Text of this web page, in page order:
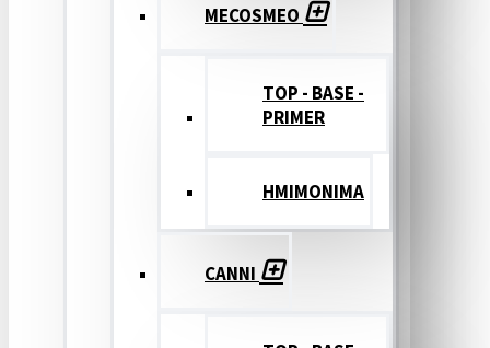
MECOSMEO
TOP - BASE -
PRIMER
ΗΜΙΜΟΝΙΜΑ
CANNI